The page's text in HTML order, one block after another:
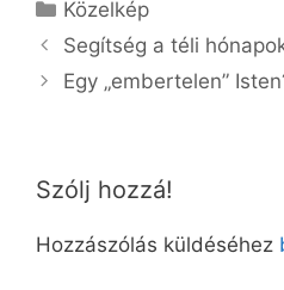
Közelkép
Segítség a téli
Egy „embertelen”
Szólj hozzá!
Hozzászólás küldéséhez